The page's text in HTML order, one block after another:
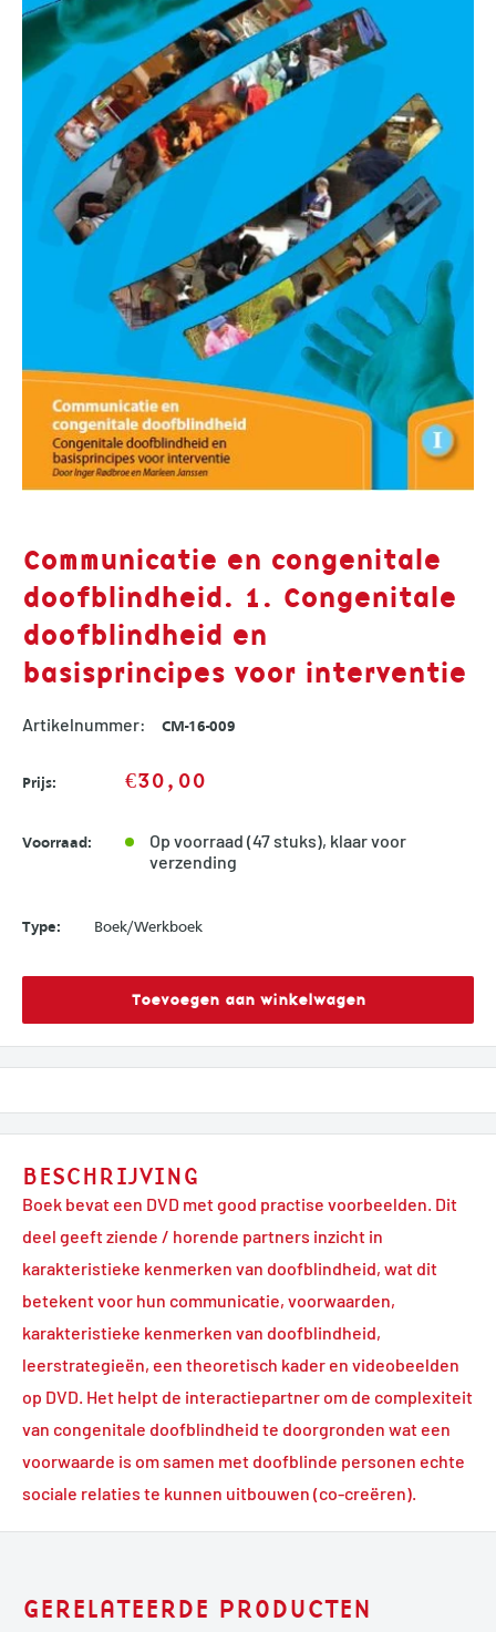
Communicatie en congenitale
doofblindheid. 1. Congenitale
doofblindheid en
basisprincipes voor interventie
Artikelnummer: CM-16-009
Prijs: Sale
price
€30,00
Voorraad:
Op voorraad (47 stuks), klaar voor
verzending
Type: Boek/Werkboek
Toevoegen aan winkelwagen
BESCHRIJVING
Boek bevat een DVD met good practise voorbeelden. Dit
deel geeft ziende / horende partners inzicht in
karakteristieke kenmerken van doofblindheid, wat dit
betekent voor hun communicatie, voorwaarden,
karakteristieke kenmerken van doofblindheid,
leerstrategieën, een theoretisch kader en videobeelden
op DVD. Het helpt de interactiepartner om de complexiteit
van congenitale doofblindheid te doorgronden wat een
voorwaarde is om samen met doofblinde personen echte
sociale relaties te kunnen uitbouwen (co-creëren).
GERELATEERDE PRODUCTEN